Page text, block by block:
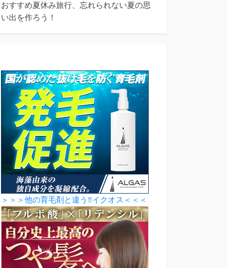
おすすめ夏休み旅行、忘れられない夏の思
い出を作ろう！
＞＞＞他の育毛剤と違う‼イクオス＜＜＜